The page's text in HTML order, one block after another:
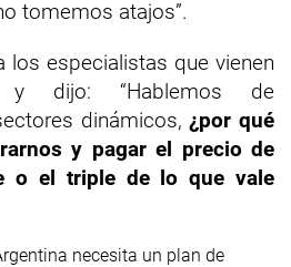
tomemos atajos”.
los especialistas que vienen
y dijo: “Hablemos de
dinámicos,¿por qué
y pagar el precio de
o el triple de lo que vale